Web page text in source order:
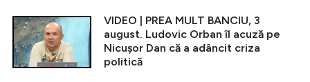
VIDEO | PREA MULT BANCIU, 3
august. Ludovic Orban îl acuză pe
Nicușor Dan că a adâncit criza
politică